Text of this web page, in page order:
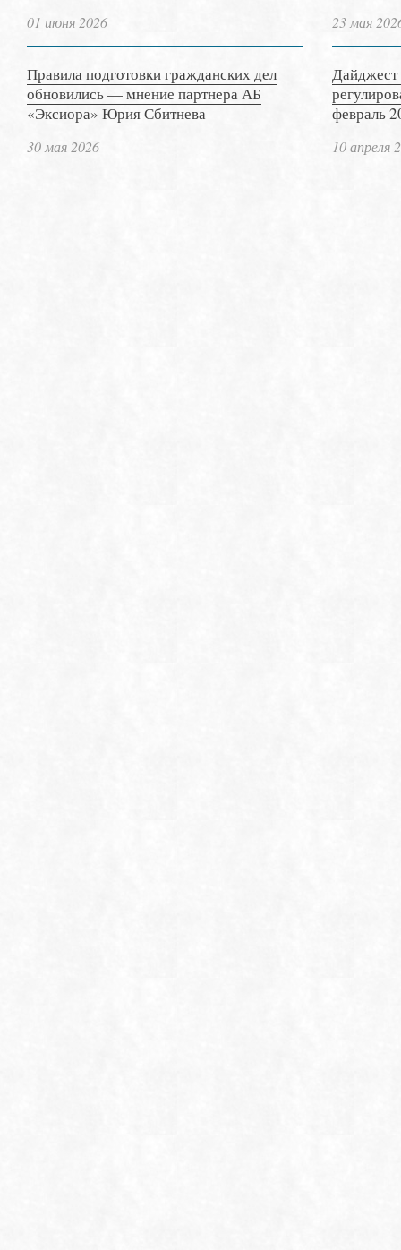
01 июня 2026
Правила подготовки гражданских дел
обновились — мнение партнера АБ
«Эксиора» Юрия Сбитнева
30 мая 2026
23 мая
Дайджест
февраль
10 апреля